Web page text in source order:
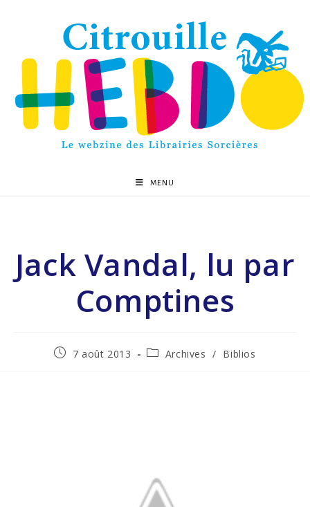
MENU
Jack Vandal, lu par
Comptines
7 août 2013 Archives / Biblios